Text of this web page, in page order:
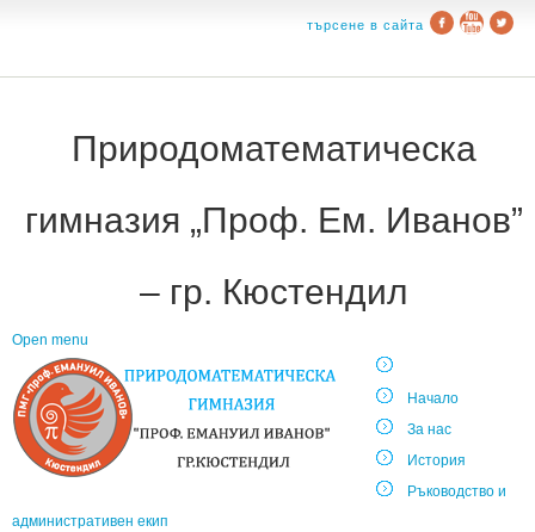
търсене в сайта
Природоматематическа
гимназия „Проф. Ем. Иванов”
– гр. Кюстендил
Open menu
Начало
За нас
История
Ръководство и
административен екип